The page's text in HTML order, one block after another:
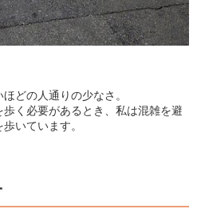
どの人通りの少なさ。
く必要があるとき、私は混雑を避
いています。